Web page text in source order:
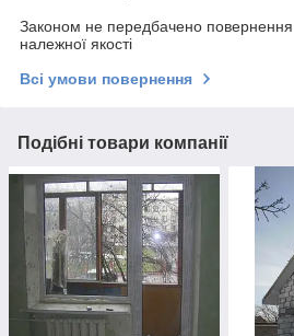
Законом не передбачено повернення
належної якості
Всі умови повернення
Подібні товари компанії